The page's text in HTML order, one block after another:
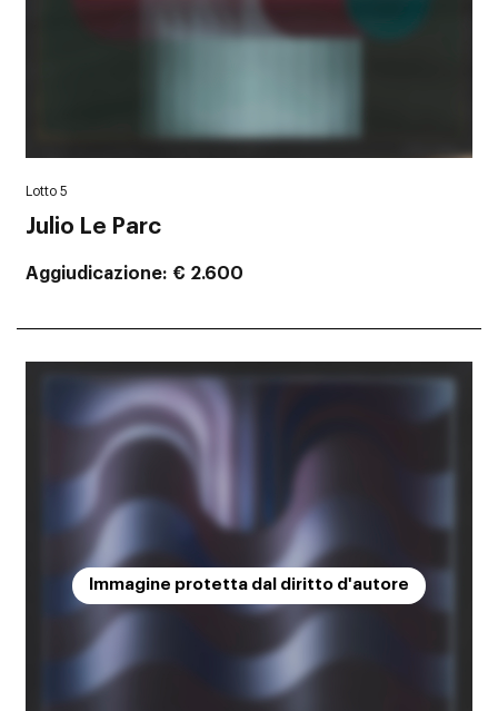
Lotto 5
Julio Le Parc
Aggiudicazione € 2.600
Immagine protetta dal diritto d'autore